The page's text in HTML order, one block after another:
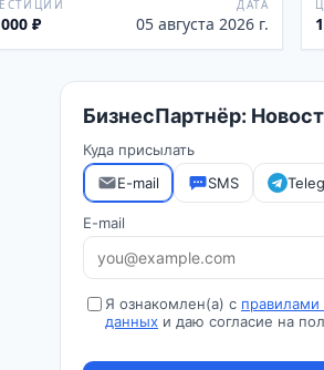
₽
ДАТА
05 августа 2026 г.